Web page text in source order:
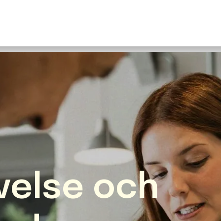
och